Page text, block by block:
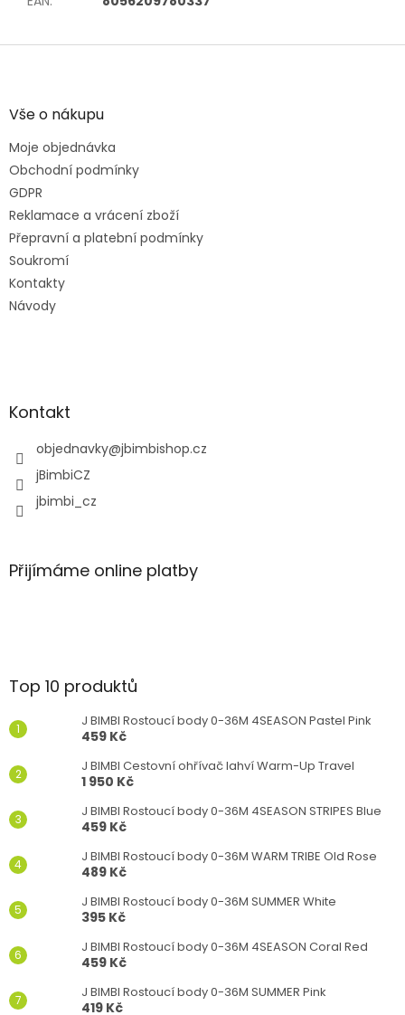
Z
aVše o nákupu
Moje objednávka
Obchodní podmínky
GDPR
Reklamace a vrácení zboží
Přepravní a platební podmínky
Soukromí
Kontakty
Návody
Kontakt
objednavky@jbimbishop.cz
jBimbiCZ
jbimbi_cz
Přijímáme online platby
Top 10 produktů
J BIMBI Rostoucí body 0-36M 4SEASON Pastel Pink
459 Kč
J BIMBI Cestovní ohřívač lahví Warm-Up Travel
1 950 Kč
J BIMBI Rostoucí body 0-36M 4SEASON STRIPES Blue
459 Kč
J BIMBI Rostoucí body 0-36M WARM TRIBE Old Rose
489 Kč
J BIMBI Rostoucí body 0-36M SUMMER White
395 Kč
J BIMBI Rostoucí body 0-36M 4SEASON Coral Red
459 Kč
J BIMBI Rostoucí body 0-36M SUMMER Pink
419 Kč